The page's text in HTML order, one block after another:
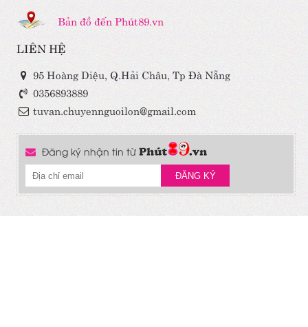
Bản đồ đến Phút89.vn
LIÊN HỆ
95 Hoàng Diệu, Q.Hải Châu, Tp Đà Nẵng
0356893889
tuvan.chuyennguoilon@gmail.com
Đăng ký nhận tin từ